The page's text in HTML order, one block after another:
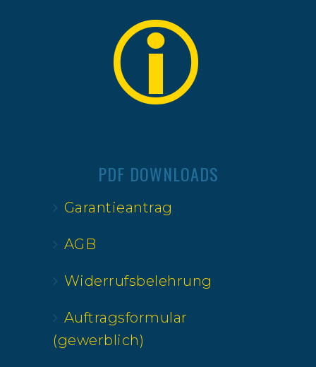
PDF DOWNLOADS
Garantieantrag
AGB
Widerrufsbelehrung
Auftragsformular
(gewerblich)